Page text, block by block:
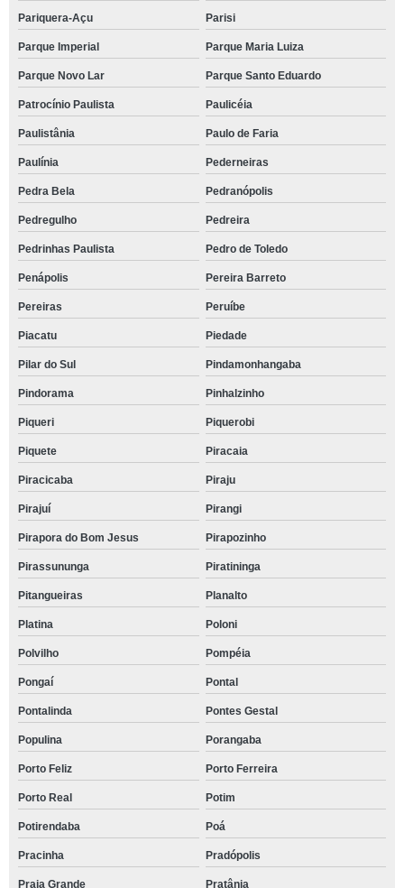
Pariquera-Açu Parisi
Parque Imperial Parque Maria Luiza
Parque Novo Lar Parque Santo Eduardo
Patrocínio Paulista Paulicéia
Paulistânia Paulo de Faria
Paulínia Pederneiras
Pedra Bela Pedranópolis
Pedregulho Pedreira
Pedrinhas Paulista Pedro de Toledo
Penápolis Pereira Barreto
Pereiras Peruíbe
Piacatu Piedade
Pilar do Sul Pindamonhangaba
Pindorama Pinhalzinho
Piqueri Piquerobi
Piquete Piracaia
Piracicaba Piraju
Pirajuí Pirangi
Pirapora do Bom Jesus Pirapozinho
Pirassununga Piratininga
Pitangueiras Planalto
Platina Poloni
Polvilho Pompéia
Pongaí Pontal
Pontalinda Pontes Gestal
Populina Porangaba
Porto Feliz Porto Ferreira
Porto Real Potim
Potirendaba Poá
Pracinha Pradópolis
Praia Grande Pratânia